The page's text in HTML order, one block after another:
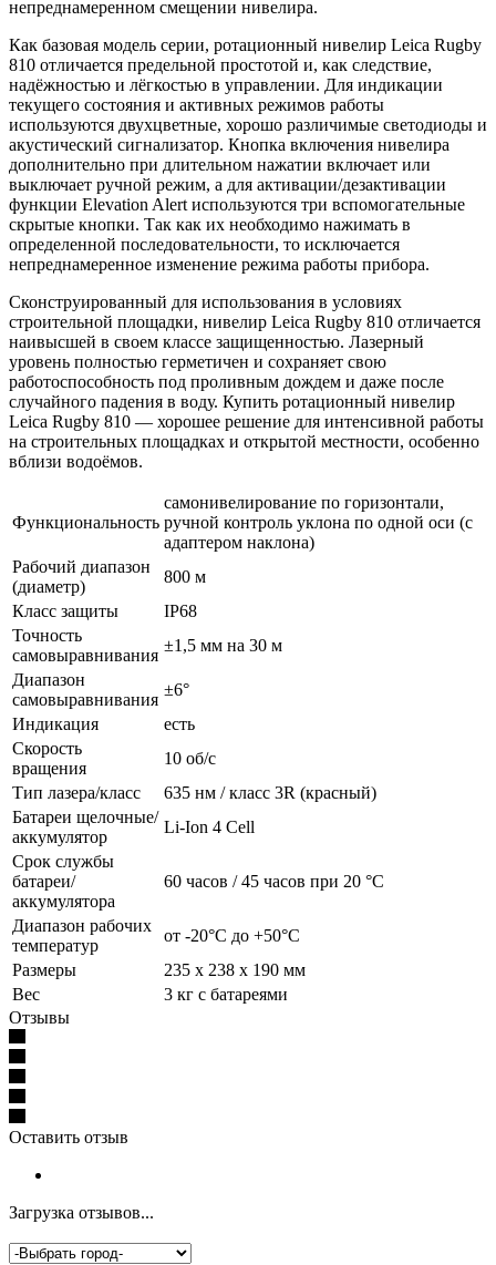
непреднамеренном смещении нивелира.
Как базовая модель серии, ротационный нивелир Leica Rugby
810 отличается предельной простотой и, как следствие,
надёжностью и лёгкостью в управлении. Для индикации
текущего состояния и активных режимов работы
используются двухцветные, хорошо различимые светодиоды и
акустический сигнализатор. Кнопка включения нивелира
дополнительно при длительном нажатии включает или
выключает ручной режим, а для активации/дезактивации
функции Elevation Alert используются три вспомогательные
скрытые кнопки. Так как их необходимо нажимать в
определенной последовательности, то исключается
непреднамеренное изменение режима работы прибора.
Сконструированный для использования в условиях
строительной площадки, нивелир Leica Rugby 810 отличается
наивысшей в своем классе защищенностью. Лазерный
уровень полностью герметичен и сохраняет свою
работоспособность под проливным дождем и даже после
случайного падения в воду. Купить ротационный нивелир
Leica Rugby 810 — хорошее решение для интенсивной работы
на строительных площадках и открытой местности, особенно
вблизи водоёмов.
Функциональность
самонивелирование по горизонтали,
ручной контроль уклона по одной оси (с
адаптером наклона)
Рабочий диапазон
(диаметр)
800 м
Класс защиты
IP68
Точность
самовыравнивания
±1,5 мм на 30 м
Диапазон
самовыравнивания
±6°
Индикация
есть
Скорость
вращения
10 об/с
Тип лазера/класс
635 нм / класс 3R (красный)
Батареи щелочные/
аккумулятор
Li-Ion 4 Cell
Срок службы
батареи/
аккумулятора
60 часов / 45 часов при 20 °C
Диапазон рабочих
температур
от -20°C до +50°C
Размеры
235 x 238 x 190 мм
Вес
3 кг с батареями
Отзывы
Оставить отзыв
Загрузка отзывов...